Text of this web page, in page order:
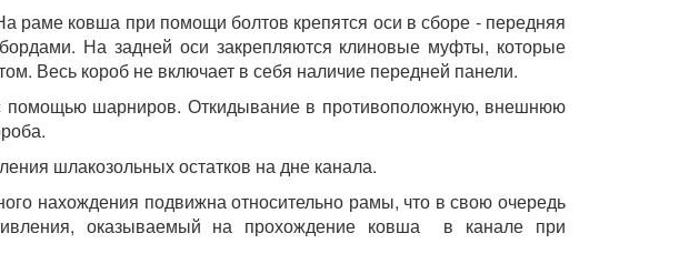
раме ковша при помощи болтов крепятся оси в сборе - передняя
На задней оси закрепляются клиновые муфты, которые
Весь короб не включает в себя наличие передней панели.
помощью шарниров. Откидывание в противоположную, внешнюю
шлакозольных остатков на дне канала.
нахождения подвижна относительно рамы, что в свою очередь
оказываемый на прохождение ковша в канале при